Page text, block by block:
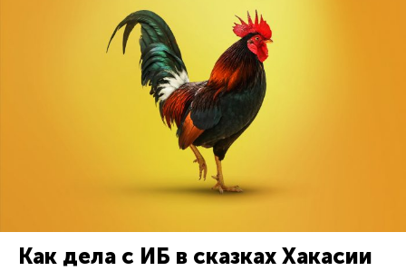
Как дела с ИБ в сказках Хакасии